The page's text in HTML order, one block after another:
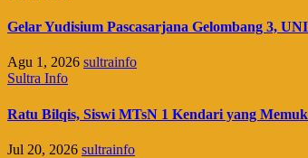
Gelar Yudisium Pascasarjana Gelombang 3,
Agu 1, 2026 sultrainfo
Sultra Info
Ratu Bilqis, Siswi MTsN 1 Kendari yang
Jul 20, 2026 sultrainfo